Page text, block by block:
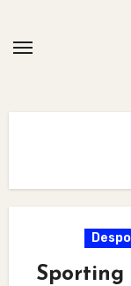
Sporting